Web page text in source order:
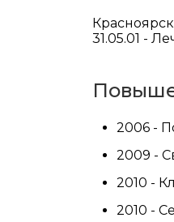
31.05.01 -
2006 -
2009 -
2010 -
2010 -